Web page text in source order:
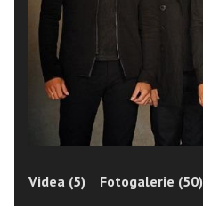
Videa (5) Fotogalerie (50)